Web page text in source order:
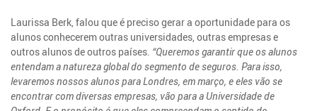
Laurissa Berk, falou que é preciso gerar a oportunidade para os
alunos conhecerem outras universidades, outras empresas e
outros alunos de outros países. “Queremos garantir que os alunos
entendam a natureza global do segmento de seguros. Para isso,
levaremos nossos alunos para Londres, em março, e eles vão se
encontrar com diversas empresas, vão para a Universidade de